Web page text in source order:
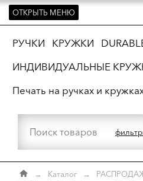
ОТКРЫТЬ МЕНЮ
РУЧКИ КРУЖКИ
ИНДИВИДУАЛЬНЫЕ
Печать на ручках и
→ Каталог →